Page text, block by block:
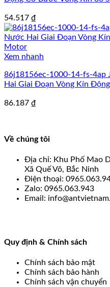
54.517 ₫
Xem nhanh
86j18156ec-1000-14-fs-4ap
Hai Giai Đoạn Vòng Kín
86.187 ₫
Về chúng tôi
Địa chỉ: Khu Phố Mao
Xã Quế Võ, Bắc Ninh
Điện thoại:
Zalo: 0965.063.943
Email:
Quy định & Chính sách
Chính sách bảo mật
Chính sách bảo hành
Chính sách vận chuyển